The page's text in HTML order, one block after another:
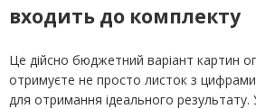
входить до комплекту
Це дійсно бюджетний варіант картин
отримуєте не просто листок з
для отримання ідеального результату.